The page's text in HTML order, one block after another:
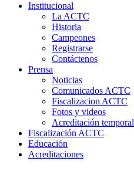
Institucional
La ACTC
Historia
Campeones
Registrarse
Contáctenos
Prensa
Noticias
Comunicados ACTC
Fiscalizacion ACTC
Fotos y videos
Acreditación temporal
Fiscalización ACTC
Educación
Acreditaciones